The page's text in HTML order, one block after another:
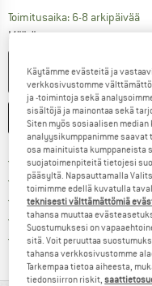
Toimitusaika: 6-8 arkipäivää
Määrä:
MERKITSE
Lähetyskuluitta alk.
100 päivän
> 4 000 000
Kaikki tuotteet
Meillä on
Käytämme evästeitä ja
verkkosivustomme
ja -toimintoja sekä
sisältöjä ja mainontaa sekä
Siten myös sosiaalisen
analyysikumppanimme
osa mainituista kumppaneista
suojatoimenpiteitä tietojesi
pääsyltä. Napsauttamalla
toimimme edellä kuvatulla
teknisesti välttämättömiä
tahansa muuttaa
Suostumuksesi on
sitä. Voit peruuttaa
tahansa verkkosivustomme
Tarkempaa tietoa aiheesta,
tiedonsiirron riskit,